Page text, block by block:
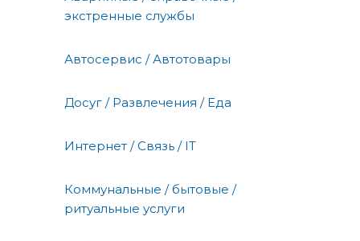
экстренные службы
Автосервис / Автотовары
Досуг / Развлечения / Еда
Интернет / Связь / IT
Коммунальные / бытовые /
ритуальные услуги